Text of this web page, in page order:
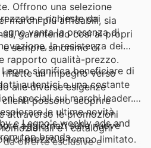
Offrono una selezione
marchi più affidabili, sia
garantendo così ai propri
sempre sinonimo di
e richieste dai
vanta la presenza di
la resistenza dei
rapporto qualità-prezzo.
un impegno verso
alle diverse esigenze
possono scoprire
attraverso le promozioni
e i cataloghi
da offerte esclusive e
significa beneficiare di
autentici e una costante
speciali sui marchi leader.
le ultime novità
aggiornati sulle nuove
di prezzo a tempo limitato.
e Legno's weekly ads and
top brands.